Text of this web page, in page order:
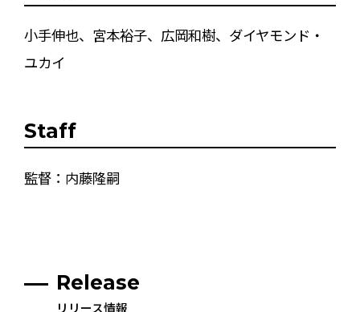
小手伸也、宮本裕子、広岡和樹、ダイヤモンド・
ユカイ
Staff
監督：内藤隆嗣
Release
リリース情報